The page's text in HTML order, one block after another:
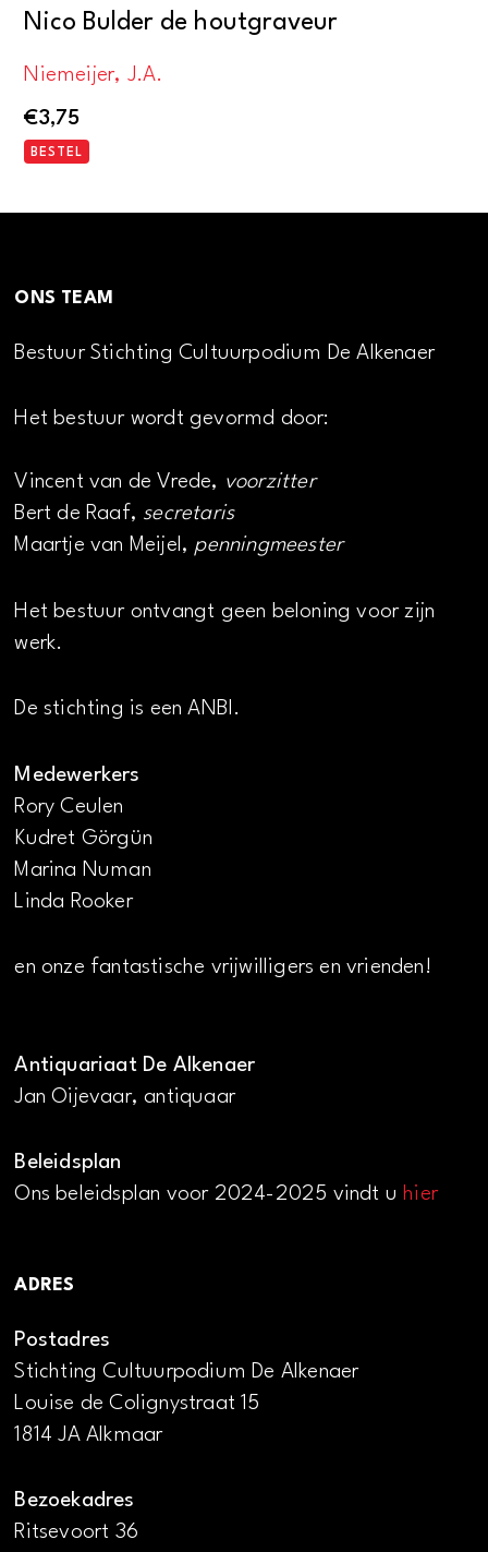
Nico Bulder de houtgraveur
Niemeijer, J.A.
€3,75
BESTEL
ONS TEAM
Bestuur Stichting Cultuurpodium De Alkenaer
Het bestuur wordt gevormd door:
Vincent van de Vrede, voorzitter
Bert de Raaf, secretaris
Maartje van Meijel, penningmeester
Het bestuur ontvangt geen beloning voor zijn
werk.
De stichting is een ANBI.
Medewerkers
Rory Ceulen
Kudret Görgün
Marina Numan
Linda Rooker
en onze fantastische vrijwilligers en vrienden!
Antiquariaat De Alkenaer
Jan Oijevaar, antiquaar
Beleidsplan
Ons beleidsplan voor 2024-2025 vindt uhier
ADRES
Postadres
Stichting Cultuurpodium De Alkenaer
Louise de Colignystraat 15
1814 JA Alkmaar
Bezoekadres
Ritsevoort 36